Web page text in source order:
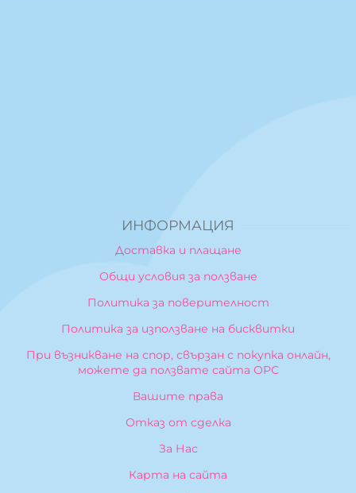
ИНФОРМАЦИЯ
Доставка и плащане
Общи условия за ползване
Политика за поверителност
Политика за използване на бисквитки
При възникване на спор, свързан с покупка онлайн,
можете да ползвате сайта ОРС
Вашите права
Отказ от сделка
За Нас
Карта на сайта